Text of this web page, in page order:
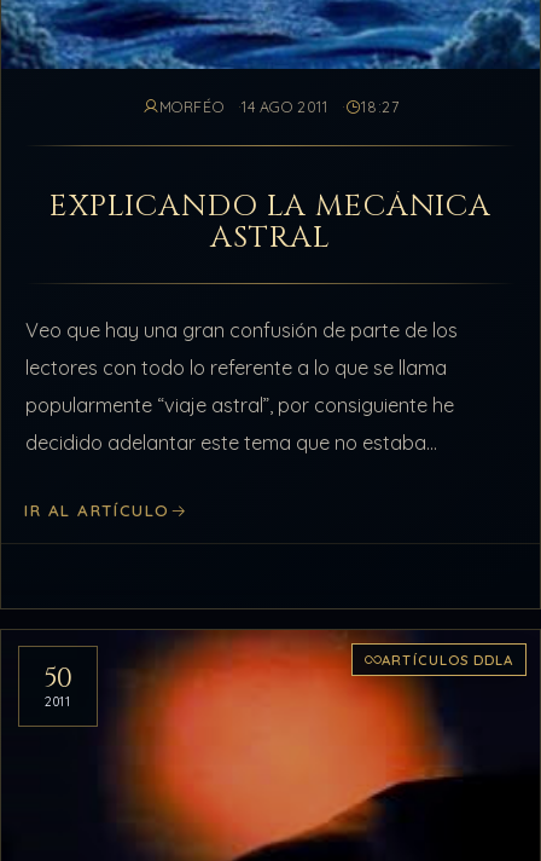
MORFÉO 14 AGO 2011 18:27
EXPLICANDO LA MECÁNICA
ASTRAL
Veo que hay una gran confusión de parte de los
lectores con todo lo referente a lo que se llama
popularmente “viaje astral”, por consiguiente he
decidido adelantar este tema que no estaba
IR AL ARTÍCULO
50
2011
ARTÍCULOS DDLA